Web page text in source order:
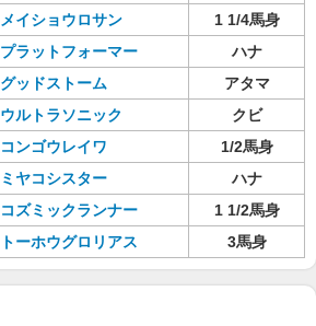
メイショウロサン
1 1/4馬身
プラットフォーマー
ハナ
グッドストーム
アタマ
ウルトラソニック
クビ
コンゴウレイワ
1/2馬身
ミヤコシスター
ハナ
コズミックランナー
1 1/2馬身
トーホウグロリアス 3馬身